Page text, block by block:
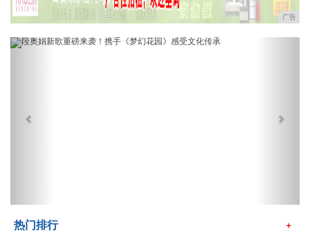
广告
Previous
热门排行 ＋